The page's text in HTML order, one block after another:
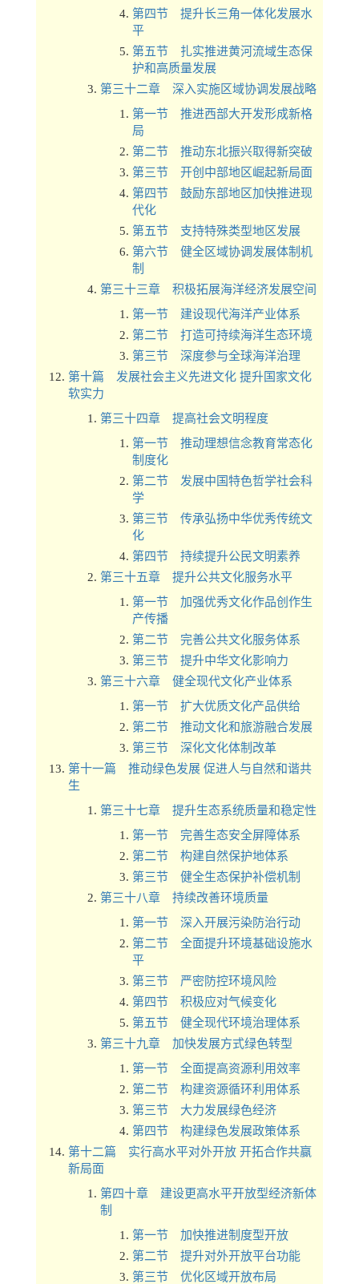
第四节 提升长三角一体化发展水
平
第五节 扎实推进黄河流域生态保
护和高质量发展
第三十二章 深入实施区域协调发展战略
第一节 推进西部大开发形成新格
局
第二节 推动东北振兴取得新突破
第三节 开创中部地区崛起新局面
第四节 鼓励东部地区加快推进现
代化
第五节 支持特殊类型地区发展
第六节 健全区域协调发展体制机
制
第三十三章 积极拓展海洋经济发展空间
第一节 建设现代海洋产业体系
第二节 打造可持续海洋生态环境
第三节 深度参与全球海洋治理
第十篇 发展社会主义先进文化 提升国家文化
软实力
第三十四章 提高社会文明程度
第一节 推动理想信念教育常态化
制度化
第二节 发展中国特色哲学社会科
学
第三节 传承弘扬中华优秀传统文
化
第四节 持续提升公民文明素养
第三十五章 提升公共文化服务水平
第一节 加强优秀文化作品创作生
产传播
第二节 完善公共文化服务体系
第三节 提升中华文化影响力
第三十六章 健全现代文化产业体系
第一节 扩大优质文化产品供给
第二节 推动文化和旅游融合发展
第三节 深化文化体制改革
第十一篇 推动绿色发展 促进人与自然和谐共
生
第三十七章 提升生态系统质量和稳定性
第一节 完善生态安全屏障体系
第二节 构建自然保护地体系
第三节 健全生态保护补偿机制
第三十八章 持续改善环境质量
第一节 深入开展污染防治行动
第二节 全面提升环境基础设施水
平
第三节 严密防控环境风险
第四节 积极应对气候变化
第五节 健全现代环境治理体系
第三十九章 加快发展方式绿色转型
第一节 全面提高资源利用效率
第二节 构建资源循环利用体系
第三节 大力发展绿色经济
第四节 构建绿色发展政策体系
第十二篇 实行高水平对外开放 开拓合作共赢
新局面
第四十章 建设更高水平开放型经济新体
制
第一节 加快推进制度型开放
第二节 提升对外开放平台功能
第三节 优化区域开放布局